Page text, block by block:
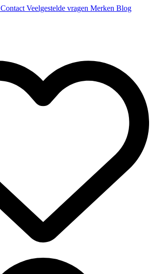
Contact Veelgestelde vragen Merken Blog